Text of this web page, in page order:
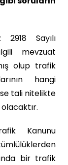
Sayılı
mevzuat
olup trafik
hangi
tali nitelikte
Kanunu
bir trafik